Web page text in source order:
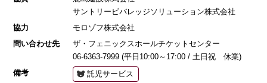
サントリービバレッジソリューション株式会社
協力
モロゾフ株式会社
問い合わせ先
ザ・フェニックスホールチケットセンター
06-6363-7999 (平日10:00～17:00 / 土日祝 休業)
備考
託児サービス